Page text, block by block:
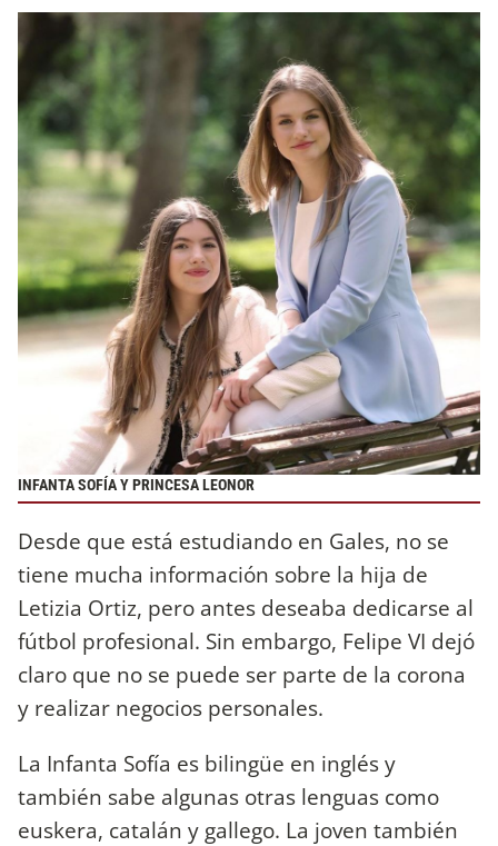
INFANTA SOFÍA Y PRINCESA LEONOR
Desde que está estudiando en Gales, no se
tiene mucha información sobre la hija de
Letizia Ortiz, pero antes deseaba dedicarse al
fútbol profesional. Sin embargo, Felipe VI dejó
claro que no se puede ser parte de la corona
y realizar negocios personales.
La Infanta Sofía es bilingüe en inglés y
también sabe algunas otras lenguas como
euskera, catalán y gallego. La joven también